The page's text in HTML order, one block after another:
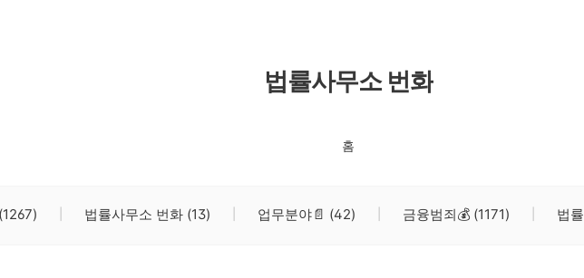
법률사무소 번화
홈
(1267) 법률사무소 번화 (13) 업무분야📄 (42) 금융범죄💰 (1171) 법